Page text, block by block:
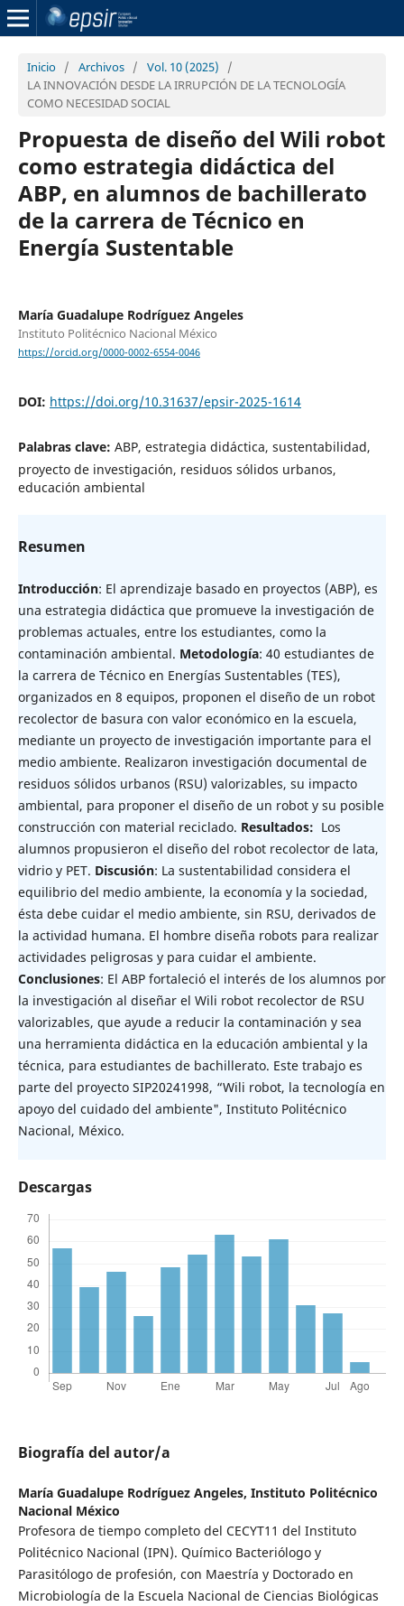
Inicio / Archivos / Vol. 10 (2025)
/
LA INNOVACIÓN DESDE LA IRRUPCIÓN DE LA TECNOLOGÍA
COMO NECESIDAD SOCIAL
Propuesta de diseño del Wili robot
como estrategia didáctica del
ABP, en alumnos de bachillerato
de la carrera de Técnico en
Energía Sustentable
María Guadalupe Rodríguez Angeles
Instituto Politécnico Nacional México
https://orcid.org/0000-0002-6554-0046
DOI: https://doi.org/10.31637/epsir-2025-1614
Palabras clave: ABP, estrategia didáctica, sustentabilidad,
proyecto de investigación, residuos sólidos urbanos,
educación ambiental
Resumen
Introducción: El aprendizaje basado en proyectos (ABP), es
una estrategia didáctica que promueve la investigación de
problemas actuales, entre los estudiantes, como la
contaminación ambiental. Metodología: 40 estudiantes de
la carrera de Técnico en Energías Sustentables (TES),
organizados en 8 equipos, proponen el diseño de un robot
recolector de basura con valor económico en la escuela,
mediante un proyecto de investigación importante para el
medio ambiente. Realizaron investigación documental de
residuos sólidos urbanos (RSU) valorizables, su impacto
ambiental, para proponer el diseño de un robot y su posible
construcción con material reciclado. Resultados: Los
alumnos propusieron el diseño del robot recolector de lata,
vidrio y PET. Discusión: La sustentabilidad considera el
equilibrio del medio ambiente, la economía y la sociedad,
ésta debe cuidar el medio ambiente, sin RSU, derivados de
la actividad humana. El hombre diseña robots para realizar
actividades peligrosas y para cuidar el ambiente.
Conclusiones: El ABP fortaleció el interés de los alumnos por
la investigación al diseñar el Wili robot recolector de RSU
valorizables, que ayude a reducir la contaminación y sea
una herramienta didáctica en la educación ambiental y la
técnica, para estudiantes de bachillerato. Este trabajo es
parte del proyecto SIP20241998, “Wili robot, la tecnología en
apoyo del cuidado del ambiente", Instituto Politécnico
Nacional, México.
Descargas
Biografía del autor/a
María Guadalupe Rodríguez Angeles, Instituto Politécnico
Nacional México
Profesora de tiempo completo del CECYT11 del Instituto
Politécnico Nacional (IPN). Químico Bacteriólogo y
Parasitólogo de profesión, con Maestría y Doctorado en
Microbiología de la Escuela Nacional de Ciencias Biológicas